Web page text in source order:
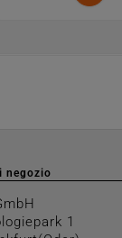
negozio
1